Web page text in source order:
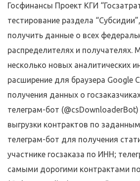
Госфинансы Проект КГИ
тестирование раздела
получить данные о всех
распределителях и получателях.
несколько новых аналитических
расширение для браузера Google
получения данных о
телеграм-бот
выгрузки контрактов по
телеграм-бот для получения
участнике госзаказа по ИНН;
самыми дорогими контрактами